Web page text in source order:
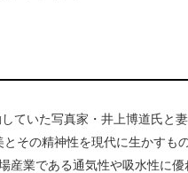
ていた写真家・井上博道氏と
その精神性を現代に生かすも
産業である通気性や吸水性に優